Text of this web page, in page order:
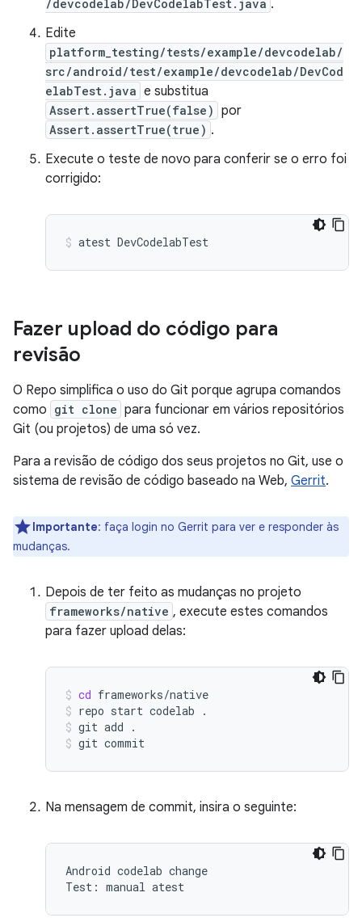
/devcodelab/DevCodelabTest.java .
Edite
platform_testing/tests/example/devcodelab/
src/android/test/example/devcodelab/DevCod
elabTest.java e substitua
Assert.assertTrue(false) por
Assert.assertTrue(true) .
Execute o teste de novo para conferir se o erro foi
corrigido:
atest DevCodelabTest
Fazer upload do código para
revisão
O Repo simplifica o uso do Git porque agrupa comandos
como git clone para funcionar em vários repositórios
Git (ou projetos) de uma só vez.
Para a revisão de código dos seus projetos no Git, use o
sistema de revisão de código baseado na Web, Gerrit.
Importante: faça login no Gerrit para ver e responder às
mudanças.
Depois de ter feito as mudanças no projeto
frameworks/native , execute estes comandos
para fazer upload delas:
cd frameworks/native
repo start codelab
.
git add
.
git commit
Na mensagem de commit, insira o seguinte:
Android codelab change